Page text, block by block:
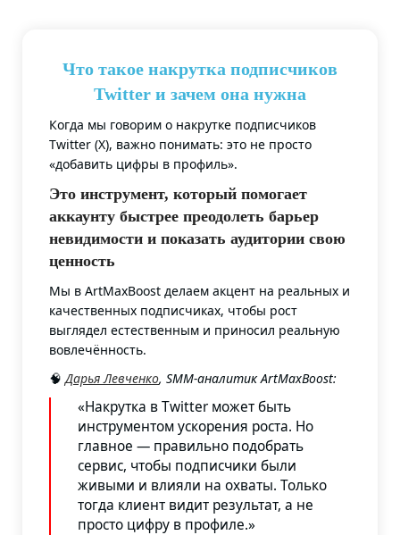
Что такое накрутка подписчиков
Twitter и зачем она нужна
Когда мы говорим о накрутке подписчиков
Twitter (X), важно понимать: это не просто
«добавить цифры в профиль».
Это инструмент, который помогает
аккаунту быстрее преодолеть барьер
невидимости и показать аудитории свою
ценность
Мы в ArtMaxBoost делаем акцент на реальных и
качественных подписчиках, чтобы рост
выглядел естественным и приносил реальную
вовлечённость.
🧠 Дарья Левченко, SMM-аналитик ArtMaxBoost:
«Накрутка в Twitter может быть
инструментом ускорения роста. Но
главное — правильно подобрать
сервис, чтобы подписчики были
живыми и влияли на охваты. Только
тогда клиент видит результат, а не
просто цифру в профиле.»